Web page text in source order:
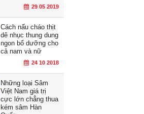
29 05 2019
Cách nấu cháo thịt
dê nhục thung dung
ngon bổ dưỡng cho
cả nam và nữ
24 10 2018
Những loại Sâm
Việt Nam giá trị
cực lớn chẳng thua
kém sâm Hàn